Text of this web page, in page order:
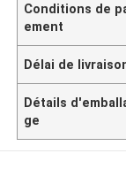
Conditions de
ement
Délai de
Détails
ge